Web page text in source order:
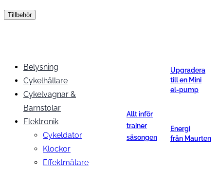
Tillbehör
Belysning
Cykelhållare
Cykelvagnar &
Barnstolar
Elektronik
Cykeldator
Klockor
Effektmätare
Allt inför
trainer
säsongen
Upgradera
till en Mini
el-pump
Energi
från Maurten